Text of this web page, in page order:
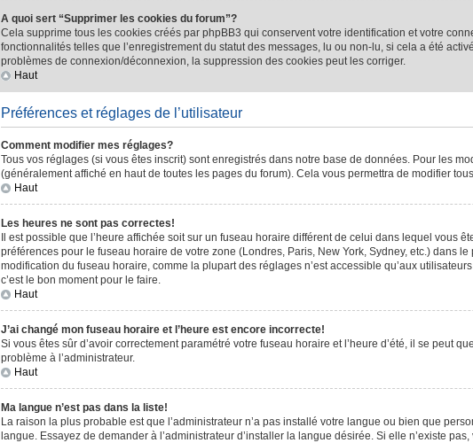
A quoi sert “Supprimer les cookies du forum”?
Cela supprime tous les cookies créés par phpBB3 qui conservent votre identification et votre
fonctionnalités telles que l’enregistrement du statut des messages, lu ou non-lu, si cela a été
problèmes de connexion/déconnexion, la suppression des cookies peut les corriger.
Haut
Préférences et réglages de l’utilisateur
Comment modifier mes réglages?
Tous vos réglages (si vous êtes inscrit) sont enregistrés dans notre base de données. Pour les
(généralement affiché en haut de toutes les pages du forum). Cela vous permettra de modifier
Haut
Les heures ne sont pas correctes!
Il est possible que l’heure affichée soit sur un fuseau horaire différent de celui dans lequel vous
préférences pour le fuseau horaire de votre zone (Londres, Paris, New York, Sydney, etc.) dans
modification du fuseau horaire, comme la plupart des réglages n’est accessible qu’aux
c’est le bon moment pour le faire.
Haut
J’ai changé mon fuseau horaire et l’heure est encore incorrecte!
Si vous êtes sûr d’avoir correctement paramétré votre fuseau horaire et l’heure d’été, il se peut
problème à l’administrateur.
Haut
Ma langue n’est pas dans la liste!
La raison la plus probable est que l’administrateur n’a pas installé votre langue ou bien que
langue. Essayez de demander à l’administrateur d’installer la langue désirée. Si elle n’existe